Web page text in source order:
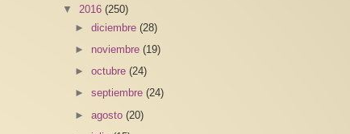
▼ 2016 (250)
►diciembre(28)
► noviembre(19)
►octubre(24)
►septiembre(24)
►agosto(20)